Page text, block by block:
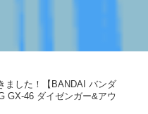
ました！【BANDAI バンダ
GX-46 ダイゼンガー&アウ